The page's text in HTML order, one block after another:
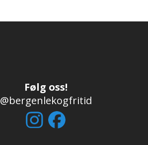
Følg oss!
@bergenlekogfritid